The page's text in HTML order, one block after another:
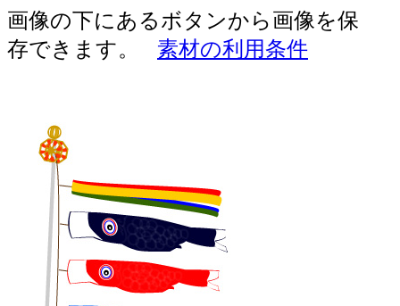
画像の下にあるボタンから画像を保
存できます。
素材の利用条件